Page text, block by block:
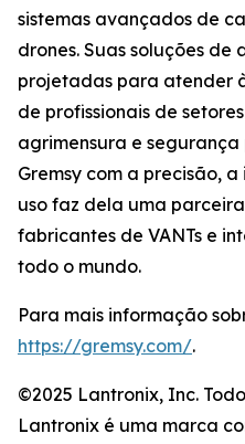
sistemas avançados de
drones. Suas soluções
projetadas para atender
de profissionais de
agrimensura e segurança
Gremsy com a precisão,
uso faz dela uma
fabricantes de VANTs e
todo o mundo.
Para mais informação
https://gremsy.com/.
©2025 Lantronix, Inc.
Lantronix é uma marca